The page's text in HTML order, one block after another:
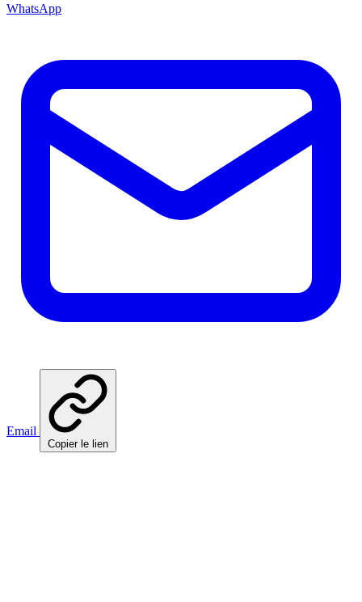
WhatsApp
Email
Copier le lien